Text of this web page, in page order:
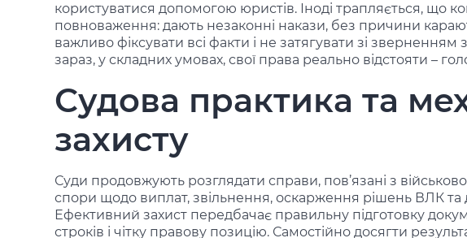
користуватися допомогою юристів. Іноді трапляється, що
повноваження: дають незаконні накази, без причини
важливо фіксувати всі факти і не затягувати зі
зараз, у складних умовах, свої права реально відстояти –
Судова практика та
захисту
Суди продовжують розглядати справи, пов’язані з
спори щодо виплат, звільнення, оскарження рішень ВЛК та
Ефективний захист передбачає правильну підготовку
строків і чітку правову позицію. Самостійно досягти